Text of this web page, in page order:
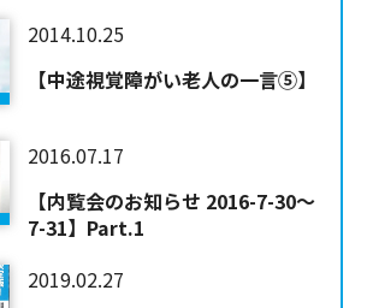
2014.10.25
【中途視覚障がい老人の一言⑤】
2016.07.17
【内覧会のお知らせ 2016-7-30～
7-31】Part.1
2019.02.27